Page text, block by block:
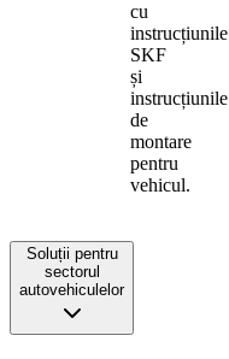
cu
instrucțiunile
SKF
și
instrucțiunile
de
montare
pentru
vehicul.
Soluții pentru
sectorul
autovehiculelor